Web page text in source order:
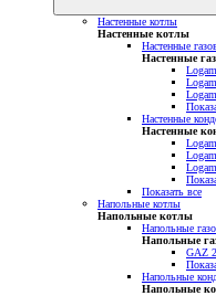
Настенные котлы
Настенные котлы
Настенные
Настенные
Настенные
Настенные
Показать все
Напольные котлы
Напольные котлы
Напольные
Напольные
GAZ
Напольные
Напольные